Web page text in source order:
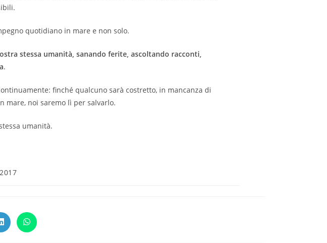
quotidiano in mare e non solo.
stessa umanità, sanando ferite, ascoltando racconti,
.
finché qualcuno sarà costretto, in mancanza di
mare, noi saremo lì per salvarlo.
umanità.
Opens
in
Opens
in